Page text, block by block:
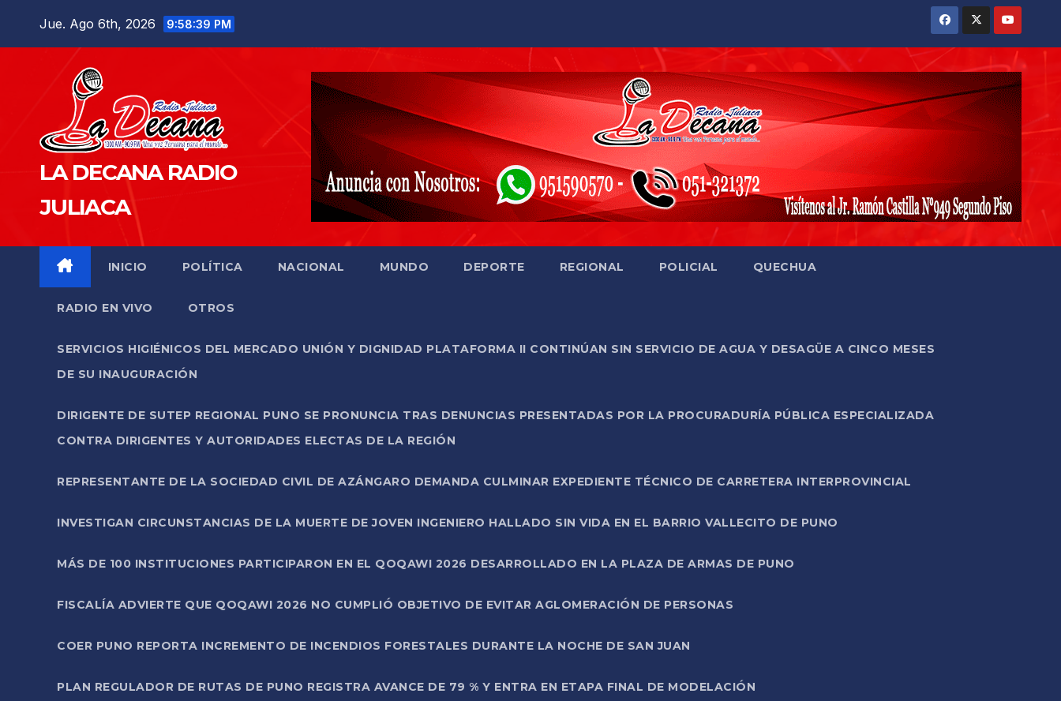
Jue. Ago 6th, 2026 9:58:40 PM
LA DECANA RADIO
JULIACA
INICIO POLÍTICA NACIONAL MUNDO DEPORTE REGIONAL POLICIAL QUECHUA
RADIO EN VIVO OTROS
SERVICIOS HIGIÉNICOS DEL MERCADO UNIÓN Y DIGNIDAD PLATAFORMA II CONTINÚAN SIN SERVICIO DE AGUA Y DESAGÜE A CINCO MESES
DE SU INAUGURACIÓN
DIRIGENTE DE SUTEP REGIONAL PUNO SE PRONUNCIA TRAS DENUNCIAS PRESENTADAS POR LA PROCURADURÍA PÚBLICA ESPECIALIZADA
CONTRA DIRIGENTES Y AUTORIDADES ELECTAS DE LA REGIÓN
REPRESENTANTE DE LA SOCIEDAD CIVIL DE AZÁNGARO DEMANDA CULMINAR EXPEDIENTE TÉCNICO DE CARRETERA INTERPROVINCIAL
INVESTIGAN CIRCUNSTANCIAS DE LA MUERTE DE JOVEN INGENIERO HALLADO SIN VIDA EN EL BARRIO VALLECITO DE PUNO
MÁS DE 100 INSTITUCIONES PARTICIPARON EN EL QOQAWI 2026 DESARROLLADO EN LA PLAZA DE ARMAS DE PUNO
FISCALÍA ADVIERTE QUE QOQAWI 2026 NO CUMPLIÓ OBJETIVO DE EVITAR AGLOMERACIÓN DE PERSONAS
COER PUNO REPORTA INCREMENTO DE INCENDIOS FORESTALES DURANTE LA NOCHE DE SAN JUAN
PLAN REGULADOR DE RUTAS DE PUNO REGISTRA AVANCE DE 79 % Y ENTRA EN ETAPA FINAL DE MODELACIÓN